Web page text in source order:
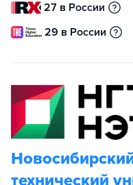
27 в России
29 в России
технический